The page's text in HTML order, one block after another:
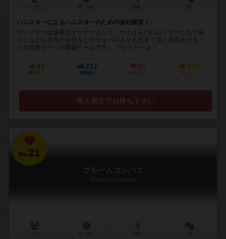
ハムスターによるハムスターのための会社経営！
プレイヤーは企業のオーナーとなり、たくさんのハムスターたちと協
力しながら自分の会社をどのライバルよりも大きく強く成長させるこ
とを目指すデッキ構築ゲームです。 プレイヤーは「...
82
興味あり
217
経験あり
51
お気に入り
204
持ってる
再入荷までお待ち下さい
No.21
ブルームコンパス
Bloom Compass